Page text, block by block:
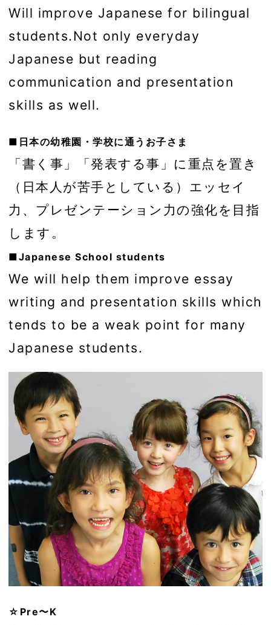
Will improve Japanese for bilingual
students.Not only everyday
Japanese but reading
communication and presentation
skills as well.
■日本の幼稚園・学校に通うお子さま
「書く事」「発表する事」に重点を置き
（日本人が苦手としている）エッセイ
力、プレゼンテーション力の強化を目指
します。
■Japanese School students
We will help them improve essay
writing and presentation skills which
tends to be a weak point for many
Japanese students.
☆Pre〜K